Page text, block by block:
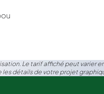
Le tarif affiché peut varier
les détails de votre projet